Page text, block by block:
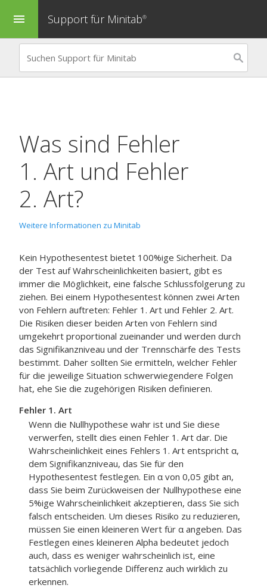
menu Support für Minitab®
Was sind Fehler
1. Art und Fehler
2. Art?
Weitere Informationen zu Minitab
Kein Hypothesentest bietet 100%ige Sicherheit. Da
der Test auf Wahrscheinlichkeiten basiert, gibt es
immer die Möglichkeit, eine falsche Schlussfolgerung zu
ziehen. Bei einem Hypothesentest können zwei Arten
von Fehlern auftreten: Fehler 1. Art und Fehler 2. Art.
Die Risiken dieser beiden Arten von Fehlern sind
umgekehrt proportional zueinander und werden durch
das Signifikanzniveau und der Trennschärfe des Tests
bestimmt. Daher sollten Sie ermitteln, welcher Fehler
für die jeweilige Situation schwerwiegendere Folgen
hat, ehe Sie die zugehörigen Risiken definieren.
Fehler 1. Art
Wenn die Nullhypothese wahr ist und Sie diese
verwerfen, stellt dies einen Fehler 1. Art dar. Die
Wahrscheinlichkeit eines Fehlers 1. Art entspricht α,
dem Signifikanzniveau, das Sie für den
Hypothesentest festlegen. Ein α von 0,05 gibt an,
dass Sie beim Zurückweisen der Nullhypothese eine
5%ige Wahrscheinlichkeit akzeptieren, dass Sie sich
falsch entscheiden. Um dieses Risiko zu reduzieren,
müssen Sie einen kleineren Wert für α angeben. Das
Festlegen eines kleineren Alpha bedeutet jedoch
auch, dass es weniger wahrscheinlich ist, eine
tatsächlich vorliegende Differenz auch wirklich zu
erkennen.